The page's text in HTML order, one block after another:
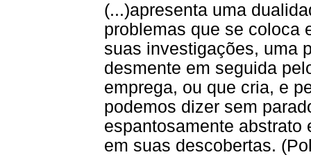
(...)apresenta uma
problemas que se coloca
suas investigações, uma
desmente em seguida
emprega, ou que cria, e
podemos dizer sem
espantosamente abstrato
em suas descobertas.